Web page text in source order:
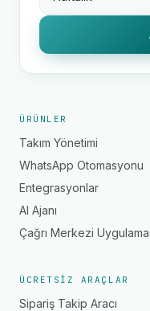
ÜRÜNLER
Takım Yönetimi
WhatsApp Otomasyonu
Entegrasyonlar
AI Ajanı
Çağrı Merkezi
ÜCRETSIZ ARAÇLAR
Sipariş Takip Aracı